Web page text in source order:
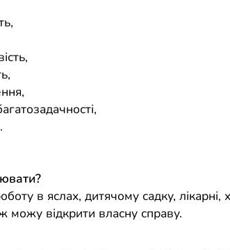
в яслах, дитячому садку, лікарні,
можу відкрити власну справу.